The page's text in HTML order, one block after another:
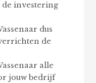
de investering
dus
de
alle
jouw bedrijf